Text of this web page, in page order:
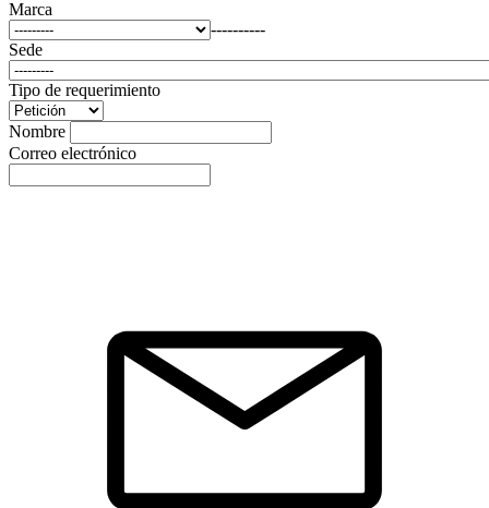
Marca
----------
Sede
Tipo de requerimiento
Nombre
Correo electrónico